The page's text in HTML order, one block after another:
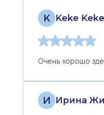
K Keke Keke
Очень хорошо
И Ирина